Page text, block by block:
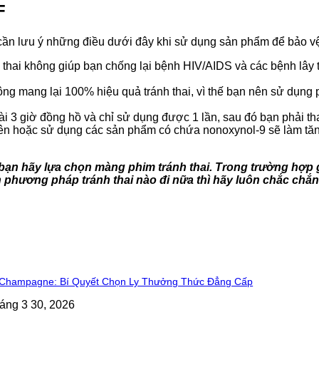
lưu ý những điều dưới đây khi sử dụng sản phẩm để bảo
không giúp bạn chống lại bệnh HIV/AIDS và các bệnh
mang lại 100% hiệu quả tránh thai, vì thế bạn nên sử
3 giờ đồng hồ và chỉ sử dụng được 1 lần, sau đó bạn phải
hoặc sử dụng các sản phẩm có chứa nonoxynol-9 sẽ làm
hãy lựa chọn màng phim tránh thai. Trong trường
pháp tránh thai nào đi nữa thì hãy luôn chắc
Bí Quyết Chọn Ly Thưởng Thức Đẳng Cấp
3 30, 2026